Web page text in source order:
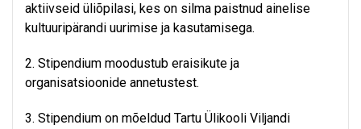
aktiivseid üliõpilasi, kes on silma paistnud ainelise
kultuuripärandi uurimise ja kasutamisega.
2. Stipendium moodustub eraisikute ja
organisatsioonide annetustest.
3. Stipendium on mõeldud Tartu Ülikooli Viljandi